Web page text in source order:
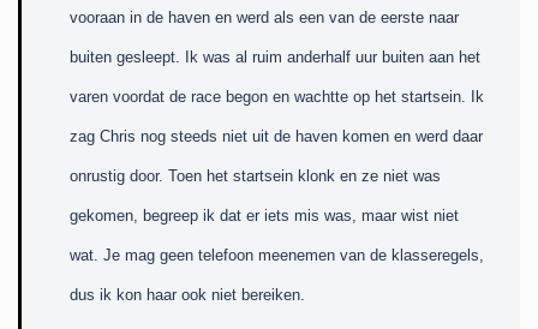
vooraan in de haven en werd als een van de eerste naar
buiten gesleept. Ik was al ruim anderhalf uur buiten aan het
varen voordat de race begon en wachtte op het startsein. Ik
zag Chris nog steeds niet uit de haven komen en werd daar
onrustig door. Toen het startsein klonk en ze niet was
gekomen, begreep ik dat er iets mis was, maar wist niet
wat. Je mag geen telefoon meenemen van de klasseregels,
dus ik kon haar ook niet bereiken.